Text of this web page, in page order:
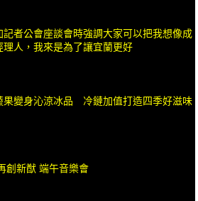
記者公會座談會時強調大家可以把我想像成
理人，我來是為了讓宜蘭更好
果變身沁涼冰品 冷鏈加值打造四季好滋味
創新猷 端午音樂會